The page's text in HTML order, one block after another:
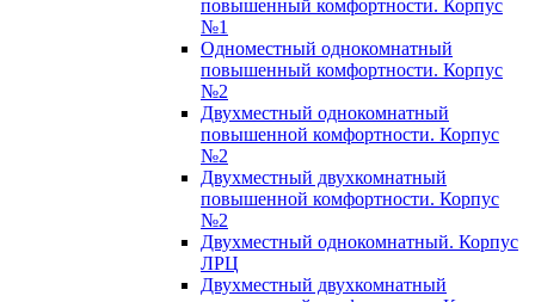
повышенный комфортности. Корпус
№1
Одноместный однокомнатный
повышенный комфортности. Корпус
№2
Двухместный однокомнатный
повышенной комфортности. Корпус
№2
Двухместный двухкомнатный
повышенной комфортности. Корпус
№2
Двухместный однокомнатный. Корпус
ЛРЦ
Двухместный двухкомнатный